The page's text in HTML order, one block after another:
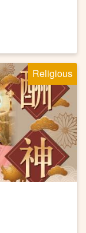
Religious